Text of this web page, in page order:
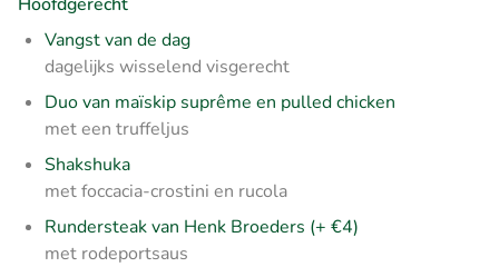
Vangst van de dag
dagelijks wisselend visgerecht
Duo van maïskip suprême en pulled chicken
met een truffeljus
Shakshuka
met foccacia-crostini en rucola
Rundersteak van Henk Broeders (+ €4)
met rodeportsaus